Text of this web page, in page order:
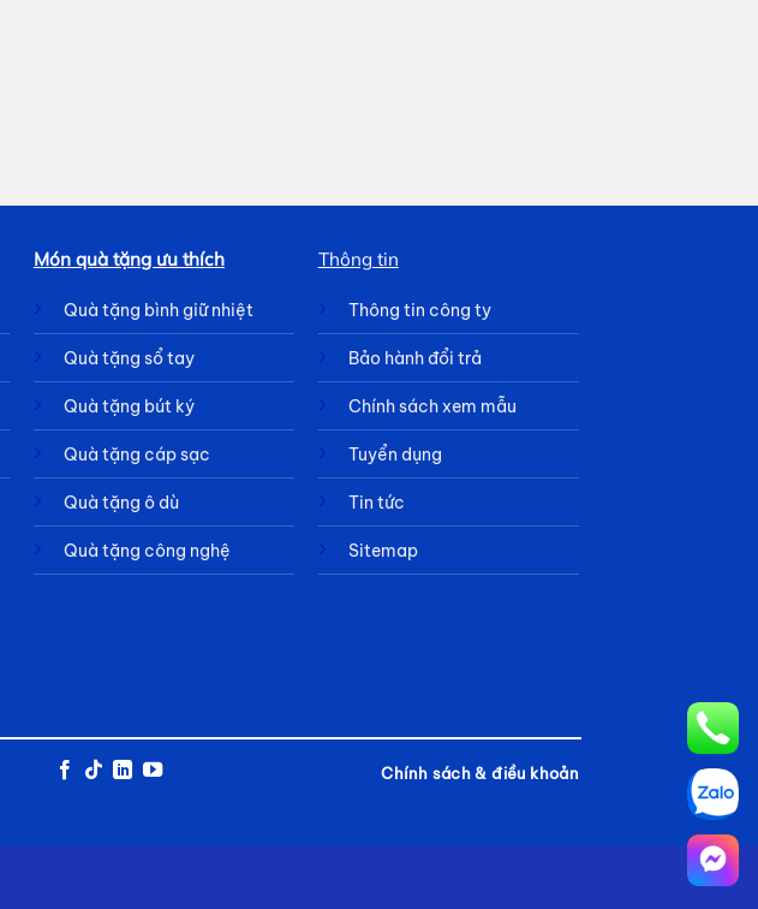
Món quà tặng ưu thích
Quà tặng bình giữ nhiệt
Quà tặng sổ tay
Quà tặng bút ký
Quà tặng cáp sạc
Quà tặng ô dù
Quà tặng công nghệ
Thông tin
Thông tin công ty
Bảo hành đổi trả
Chính sách xem mẫu
Tuyển dụng
Tin tức
Sitemap
Chính sách & điều khoản